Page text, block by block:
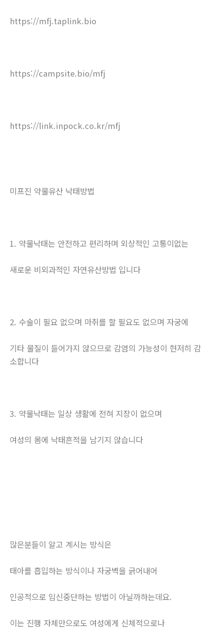
https://mfj.taplink.bio
https://campsite.bio/mfj
https://link.inpock.co.kr/mfj
미프진 약물유산 낙태방법
1. 약물낙태는 안전하고 편리하며 외상적인 고통이없는
새로운 비외과적인 자연유산방법 입니다
2. 수술이 필요 없으며 마취를 할 필요도 없으며 자궁에
기타 물질이 들어가지 않으므로 감염의 가능성이 현저히 감
소합니다
3. 약물낙태는 일상 생활에 전혀 지장이 없으며
여성의 몸에 낙태흔적을 남기지 않습니다
많은분들이 알고 계시는 방식은
태아를 흡입하는 방식이나 자궁벽을 긁어내어
인공적으로 임신중단하는 방법이 아닐까하는데요.
이는 진행 자체만으로도 여성에게 신체적으로나